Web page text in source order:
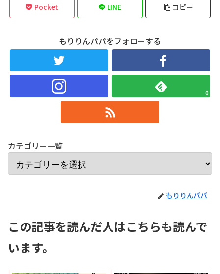
Pocket LINE コピー
もりりんパパをフォローする
0
カテゴリー一覧
もりりんパパ
この記事を読んだ人はこちらも読んで
います。